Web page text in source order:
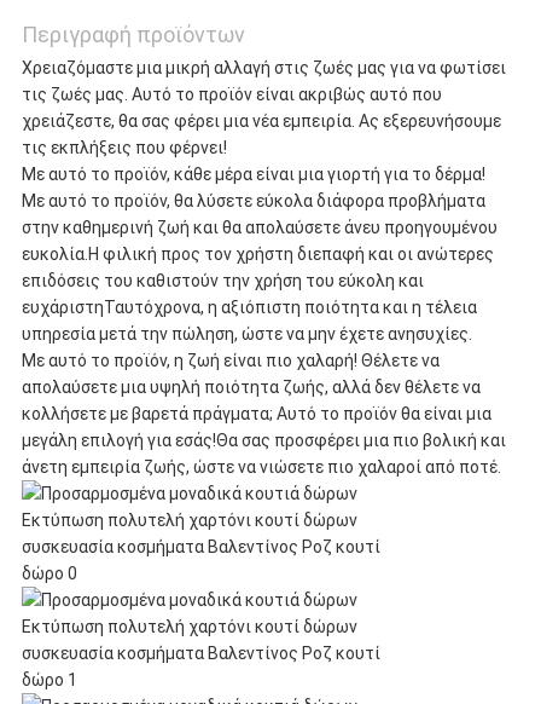
ΠΟΛΙΤΙΚΉ
ΑΠΟΡΡΉΤΟΥ
Περιγραφή προϊόντων
Χρειαζόμαστε μια μικρή αλλαγή στις ζωές μας για να φωτίσει
τις ζωές μας. Αυτό το προϊόν είναι ακριβώς αυτό που
χρειάζεστε, θα σας φέρει μια νέα εμπειρία. Ας εξερευνήσουμε
τις εκπλήξεις που φέρνει!
Με αυτό το προϊόν, κάθε μέρα είναι μια γιορτή για το δέρμα!
Με αυτό το προϊόν, θα λύσετε εύκολα διάφορα προβλήματα
στην καθημερινή ζωή και θα απολαύσετε άνευ προηγουμένου
ευκολία.Η φιλική προς τον χρήστη διεπαφή και οι ανώτερες
επιδόσεις του καθιστούν την χρήση του εύκολη και
ευχάριστηΤαυτόχρονα, η αξιόπιστη ποιότητα και η τέλεια
υπηρεσία μετά την πώληση, ώστε να μην έχετε ανησυχίες.
Με αυτό το προϊόν, η ζωή είναι πιο χαλαρή! Θέλετε να
απολαύσετε μια υψηλή ποιότητα ζωής, αλλά δεν θέλετε να
κολλήσετε με βαρετά πράγματα; Αυτό το προϊόν θα είναι μια
μεγάλη επιλογή για εσάς!Θα σας προσφέρει μια πιο βολική και
άνετη εμπειρία ζωής, ώστε να νιώσετε πιο χαλαροί από ποτέ.